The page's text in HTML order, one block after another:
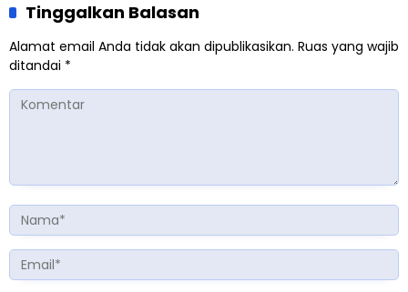
Tinggalkan Balasan
Alamat email Anda tidak akan dipublikasikan. Ruas yang wajib
ditandai *